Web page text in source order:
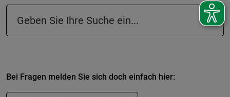
Suchfeld in der Fußzeile
Bei Fragen melden Sie sich doch einfach hier: